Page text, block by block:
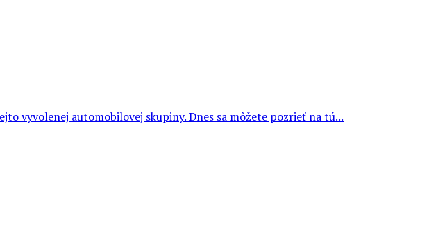
vyvolenej automobilovej skupiny. Dnes sa môžete pozrieť na tú...